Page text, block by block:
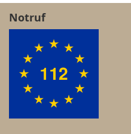
Notruf